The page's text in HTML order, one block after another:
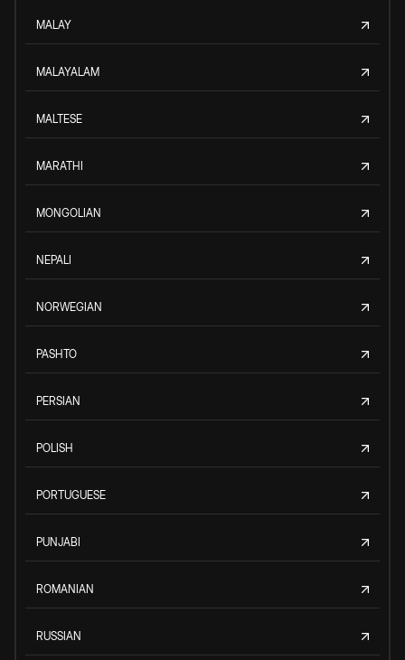
MALAY
MALAYALAM
MALTESE
MARATHI
MONGOLIAN
NEPALI
NORWEGIAN
PASHTO
PERSIAN
POLISH
PORTUGUESE
PUNJABI
ROMANIAN
RUSSIAN